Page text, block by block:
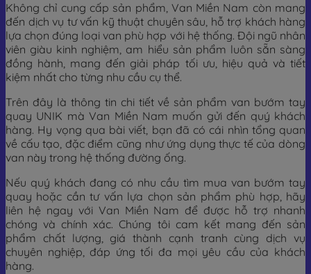
Không chỉ cung cấp sản phẩm, Van Miền Nam còn mang
đến dịch vụ tư vấn kỹ thuật chuyên sâu, hỗ trợ khách hàng
lựa chọn đúng loại van phù hợp với hệ thống. Đội ngũ nhân
viên giàu kinh nghiệm, am hiểu sản phẩm luôn sẵn sàng
đồng hành, mang đến giải pháp tối ưu, hiệu quả và tiết
kiệm nhất cho từng nhu cầu cụ thể.
Trên đây là thông tin chi tiết về sản phẩm van bướm tay
quay UNIK mà Van Miền Nam muốn gửi đến quý khách
hàng. Hy vọng qua bài viết, bạn đã có cái nhìn tổng quan
về cấu tạo, đặc điểm cũng như ứng dụng thực tế của dòng
van này trong hệ thống đường ống.
Nếu quý khách đang có nhu cầu tìm mua van bướm tay
quay hoặc cần tư vấn lựa chọn sản phẩm phù hợp, hãy
liên hệ ngay với Van Miền Nam để được hỗ trợ nhanh
chóng và chính xác. Chúng tôi cam kết mang đến sản
phẩm chất lượng, giá thành cạnh tranh cùng dịch vụ
chuyên nghiệp, đáp ứng tối đa mọi yêu cầu của khách
hàng.